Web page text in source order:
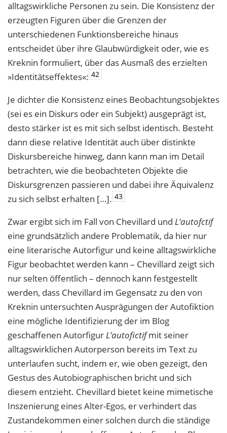
alltagswirkliche Personen zu sein. Die Konsistenz der
erzeugten Figuren über die Grenzen der
unterschiedenen Funktionsbereiche hinaus
entscheidet über ihre Glaubwürdigkeit oder, wie es
Kreknin formuliert, über das Ausmaß des erzielten
»Identitätseffektes«: 42
Je dichter die Konsistenz eines Beobachtungsobjektes
(sei es ein Diskurs oder ein Subjekt) ausgeprägt ist,
desto stärker ist es mit sich selbst identisch. Besteht
dann diese relative Identität auch über distinkte
Diskursbereiche hinweg, dann kann man im Detail
betrachten, wie die beobachteten Objekte die
Diskursgrenzen passieren und dabei ihre Äquivalenz
zu sich selbst erhalten […]. 43
Zwar ergibt sich im Fall von Chevillard und L’autofctif
eine grundsätzlich andere Problematik, da hier nur
eine literarische Autorfigur und keine alltagswirkliche
Figur beobachtet werden kann – Chevillard zeigt sich
nur selten öffentlich – dennoch kann festgestellt
werden, dass Chevillard im Gegensatz zu den von
Kreknin untersuchten Ausprägungen der Autofiktion
eine mögliche Identifizierung der im Blog
geschaffenen AutorfigurL’autofictifmit seiner
alltagswirklichen Autorperson bereits im Text zu
unterlaufen sucht, indem er, wie oben gezeigt, den
Gestus des Autobiographischen bricht und sich
diesem entzieht. Chevillard bietet keine mimetische
Inszenierung eines Alter-Egos, er verhindert das
Zustandekommen einer solchen durch die ständige